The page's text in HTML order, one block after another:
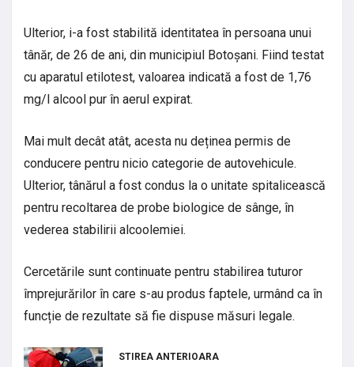
Ulterior, i-a fost stabilită identitatea în persoana unui
tânăr, de 26 de ani, din municipiul Botoșani. Fiind testat
cu aparatul etilotest, valoarea indicată a fost de 1,76
mg/l alcool pur în aerul expirat.
Mai mult decât atât, acesta nu deținea permis de
conducere pentru nicio categorie de autovehicule.
Ulterior, tânărul a fost condus la o unitate spitalicească
pentru recoltarea de probe biologice de sânge, în
vederea stabilirii alcoolemiei.
Cercetările sunt continuate pentru stabilirea tuturor
împrejurărilor în care s-au produs faptele, urmând ca în
funcție de rezultate să fie dispuse măsuri legale.
STIREA ANTERIOARA